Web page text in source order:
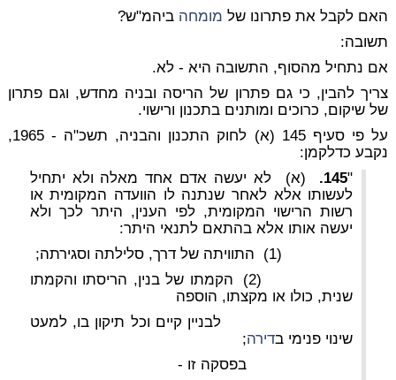
האם לקבל את פתרונו של מומחה ביהמ"ש?
תשובה:
אם נתחיל מהסוף, התשובה היא - לא.
צריך להבין, כי גם פתרון של הריסה ובניה מחדש, וגם פתרון
של שיקום, כרוכים ומותנים בתכנון ורישוי.
על פי סעיף 145 (א) לחוק התכנון והבניה, תשכ"ה - 1965,
נקבע כדלקמן:
"
145.
(א) לא יעשה אדם אחד מאלה ולא יתחיל
לעשותו אלא לאחר שנתנה לו הוועדה המקומית או
רשות הרישוי המקומית, לפי הענין, היתר לכך ולא
יעשה אותו אלא בהתאם לתנאי היתר:
(1) התוויתה של דרך, סלילתה וסגירתה;
(2) הקמתו של בנין, הריסתו והקמתו
שנית, כולו או מקצתו, הוספה
לבניין קיים וכל תיקון בו, למעט
שינוי פנימי בדירה;
בפסקה זו -